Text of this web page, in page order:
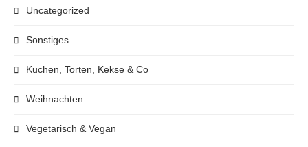
Uncategorized
Sonstiges
Kuchen, Torten, Kekse & Co
Weihnachten
Vegetarisch & Vegan